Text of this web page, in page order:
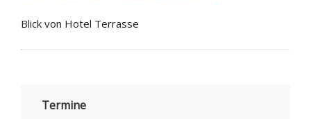
Blick von Hotel Terrasse
Termine